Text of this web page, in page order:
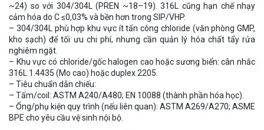
~24) so với 304/304L (PREN ~18–19). 316L cũng hạn chế nhạy
cảm hóa do C ≤0,03% và bền hơn trong SIP/VHP.
– 304/304L phù hợp khu vực ít tấn công chloride (văn phòng GMP,
kho sạch) để tối ưu chi phí, nhưng cần quản lý hóa chất tẩy rửa
nghiêm ngặt.
– Khu vực có chloride/gốc halogen cao hoặc sương biển: cân nhắc
316L 1.4435 (Mo cao) hoặc duplex 2205.
– Tiêu chuẩn dẫn chiếu:
– Tấm/coil: ASTM A240/A480; EN 10088 (thành phần hóa học).
– Ống/phụ kiện quy trình (nếu liên quan): ASTM A269/A270; ASME
BPE cho yêu cầu vệ sinh nội bộ.